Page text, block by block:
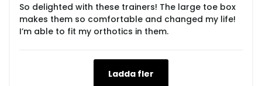
So delighted with these trainers! The large toe box
makes them so comfortable and changed my life!
I’m able to fit my orthotics in them.
Ladda fler